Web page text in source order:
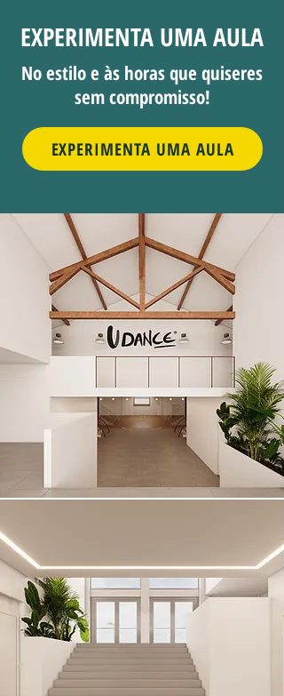
EXPERIMENTA UMA AULA
No estilo e às horas que quiseres
sem compromisso!
EXPERIMENTA UMA AULA